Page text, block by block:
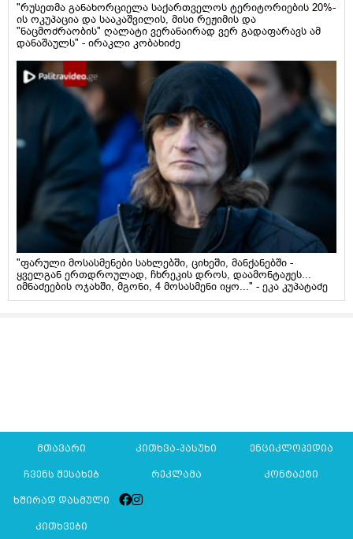
"რუსეთმა განახორციელა საქართველოს ტერიტორიების 20%-
ის ოკუპაცია და სააკაშვილის, მისი რეჟიმის და
"ნაცმოძრაობის" ღალატი ვერანაირად ვერ გადაფარავს ამ
დანაშაულს" - ირაკლი კობახიძე
"ფარული მოსასმენები სახლებში, ციხეში, მანქანებში -
ყველგან ერთდროულად, ჩხრეკის დროს, დაამონტაჟეს...
იმნაძეების ოჯახში, მგონი, 4 მოსასმენი იყო..." - ეკა კუპატაძე
მთავარი კითხვა-პასუხი ენციკლოპედია
ჩვენს შესახებ რეკლამა კონტაქტი
ხშირად დასმული
კითხვები